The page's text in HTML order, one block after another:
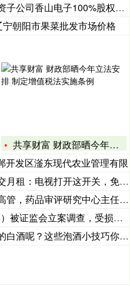
司香山电子100%股权挂牌转
朝阳市果菜批发市场价格
共享财富 财政部晒今年立法安排 制定增值税法实施条例
开发区滏东现代农业管理有限
：电视打开这开关，免费台全都
，药品审评研究中心主任Hoe
证监会立案调查，受损股民
呢？这些泡酒小技巧你必须知道